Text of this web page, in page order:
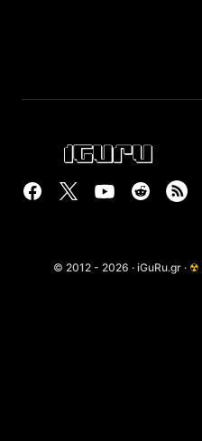
© 2012 - 2026 · iGuRu.gr · ☢